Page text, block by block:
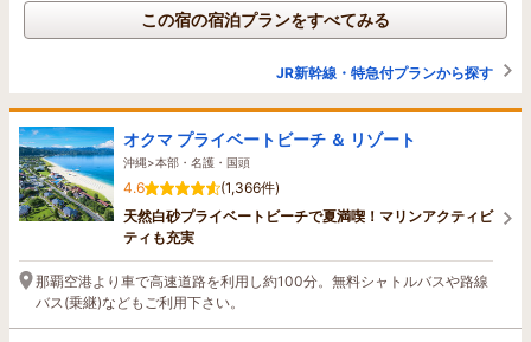
この宿の宿泊プランをすべてみる
JR新幹線・特急付プランから探す
オクマ プライベートビーチ ＆ リゾート
沖縄>本部・名護・国頭
4.6
(1,366件)
天然白砂プライベートビーチで夏満喫！マリンアクティビ
ティも充実
那覇空港より車で高速道路を利用し約100分。無料シャトルバスや路線
バス(乗継)などもご利用下さい。